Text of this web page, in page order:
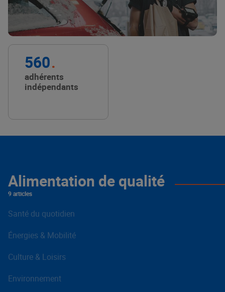
560
adhérents
indépendants
Alimentation de qualité
9 articles
Santé du quotidien
Énergies & Mobilité
Culture & Loisirs
Environnement